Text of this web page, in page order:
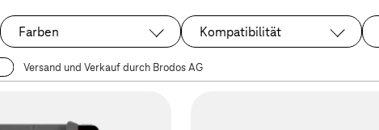
Farben Kompatibilität
Versand und Verkauf durch Brodos AG